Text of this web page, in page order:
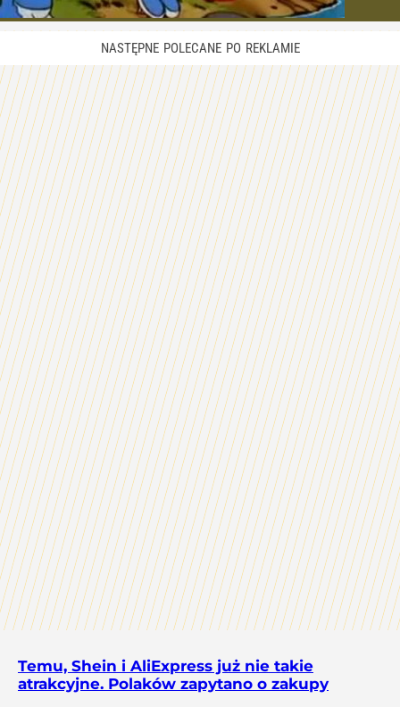
Temu, Shein i AliExpress już nie takie
atrakcyjne. Polaków zapytano o zakupy